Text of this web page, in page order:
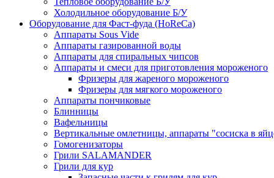
Холодильное оборудование Б/У
Оборудование для Фаст-фуда (HoReCa)
Аппараты Sous Vide
Аппараты газированной воды
Аппараты для спиральных чипсов
Аппараты и смеси для приготовления мороженого
Фризеры для жареного мороженого
Фризеры для мягкого мороженого
Аппараты пончиковые
Блинницы
Вафельницы
Вертикальные омлетницы, аппараты "сосиска в
Гомогенизаторы
Грили SALAMANDER
Грили для кур